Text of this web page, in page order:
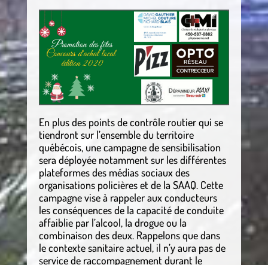
En plus des points de contrôle routier qui se
tiendront sur l’ensemble du territoire
québécois, une campagne de sensibilisation
sera déployée notamment sur les différentes
plateformes des médias sociaux des
organisations policières et de la SAAQ. Cette
campagne vise à rappeler aux conducteurs
les conséquences de la capacité de conduite
affaiblie par l’alcool, la drogue ou la
combinaison des deux. Rappelons que dans
le contexte sanitaire actuel, il n’y aura pas de
service de raccompagnement durant le